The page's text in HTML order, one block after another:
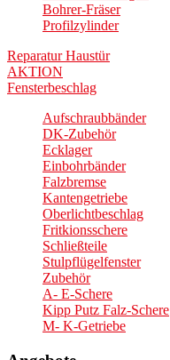
Bohrer-Fräser
Profilzylinder
Reparatur Haustür
AKTION
Fensterbeschlag
Aufschraubbänder
DK-Zubehör
Ecklager
Einbohrbänder
Falzbremse
Kantengetriebe
Oberlichtbeschlag
Fritkionsschere
Schließteile
Stulpflügelfenster
Zubehör
A- E-Schere
Kipp Putz Falz-Schere
M- K-Getriebe